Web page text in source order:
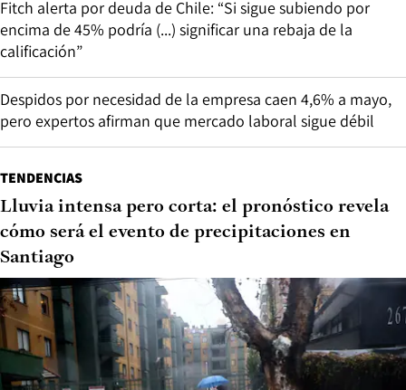
Fitch alerta por deuda de Chile: “Si sigue subiendo por
encima de 45% podría (...) significar una rebaja de la
calificación”
Despidos por necesidad de la empresa caen 4,6% a mayo,
pero expertos afirman que mercado laboral sigue débil
TENDENCIAS
Lluvia intensa pero corta: el pronóstico revela
cómo será el evento de precipitaciones en
Santiago